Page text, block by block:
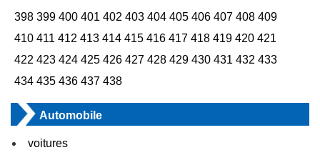
398 399 400 401 402 403 404 405 406 407 408 409
410 411 412 413 414 415 416 417 418 419 420 421
422 423 424 425 426 427 428 429 430 431 432 433
434 435 436 437 438
Automobile
voitures